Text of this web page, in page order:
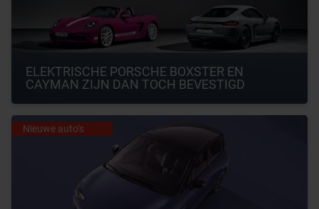
ELEKTRISCHE PORSCHE BOXSTER EN
CAYMAN ZIJN DAN TOCH BEVESTIGD
Nieuwe auto’s